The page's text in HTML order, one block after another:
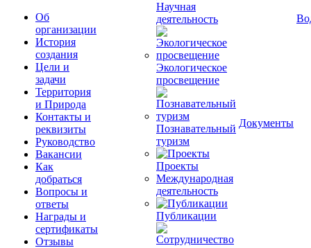
Об
организации
История
создания
Цели и
задачи
Территория
и Природа
Контакты и
реквизиты
Руководство
Вакансии
Как
добраться
Вопросы и
ответы
Награды и
сертификаты
Отзывы
Научная
деятельность
Экологическое
просвещение
Познавательный
туризм
Проекты
Международная
деятельность
Публикации
Документы